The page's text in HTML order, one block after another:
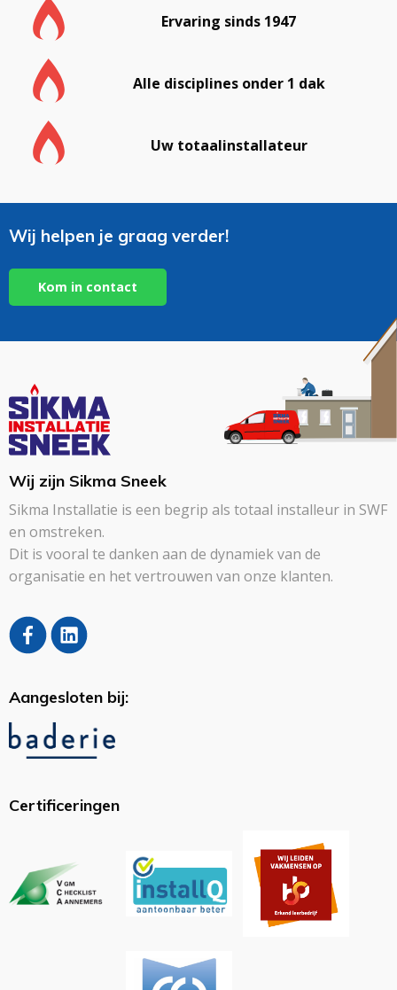
Ervaring sinds 1947
Alle disciplines onder 1 dak
Uw totaalinstallateur
Wij helpen je graag verder!
Kom in contact
Wij zijn Sikma Sneek
Sikma Installatie is een begrip als totaal installeur in SWF
en omstreken.
Dit is vooral te danken aan de dynamiek van de
organisatie en het vertrouwen van onze klanten.
Aangesloten bij:
Certificeringen